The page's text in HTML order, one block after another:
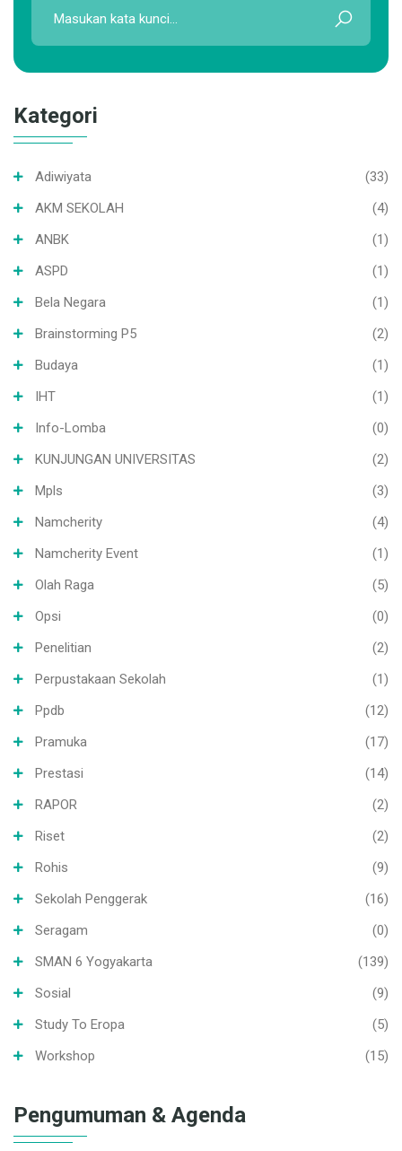
Kategori
Adiwiyata
(33)
AKM SEKOLAH
(4)
ANBK
(1)
ASPD
(1)
Bela Negara
(1)
Brainstorming P5
(2)
Budaya
(1)
IHT
(1)
Info-Lomba
(0)
KUNJUNGAN UNIVERSITAS
(2)
Mpls
(3)
Namcherity
(4)
Namcherity Event
(1)
Olah Raga
(5)
Opsi
(0)
Penelitian
(2)
Perpustakaan Sekolah
(1)
Ppdb
(12)
Pramuka
(17)
Prestasi
(14)
RAPOR
(2)
Riset
(2)
Rohis
(9)
Sekolah Penggerak
(16)
Seragam
(0)
SMAN 6 Yogyakarta
(139)
Sosial
(9)
Study To Eropa
(5)
Workshop
(15)
Pengumuman & Agenda